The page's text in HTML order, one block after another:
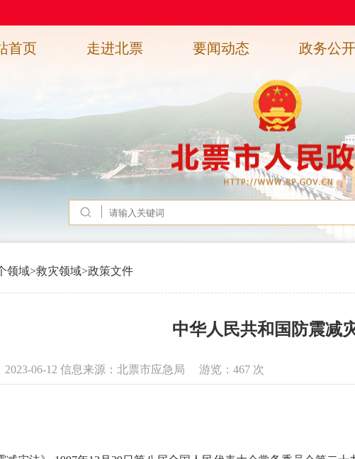
首页 走进北票 要闻动态 政务公开
领域>救灾领域>政策文件
中华人民共和国防震减
2023-06-12 信息来源：北票市应急局 游览： 467 次